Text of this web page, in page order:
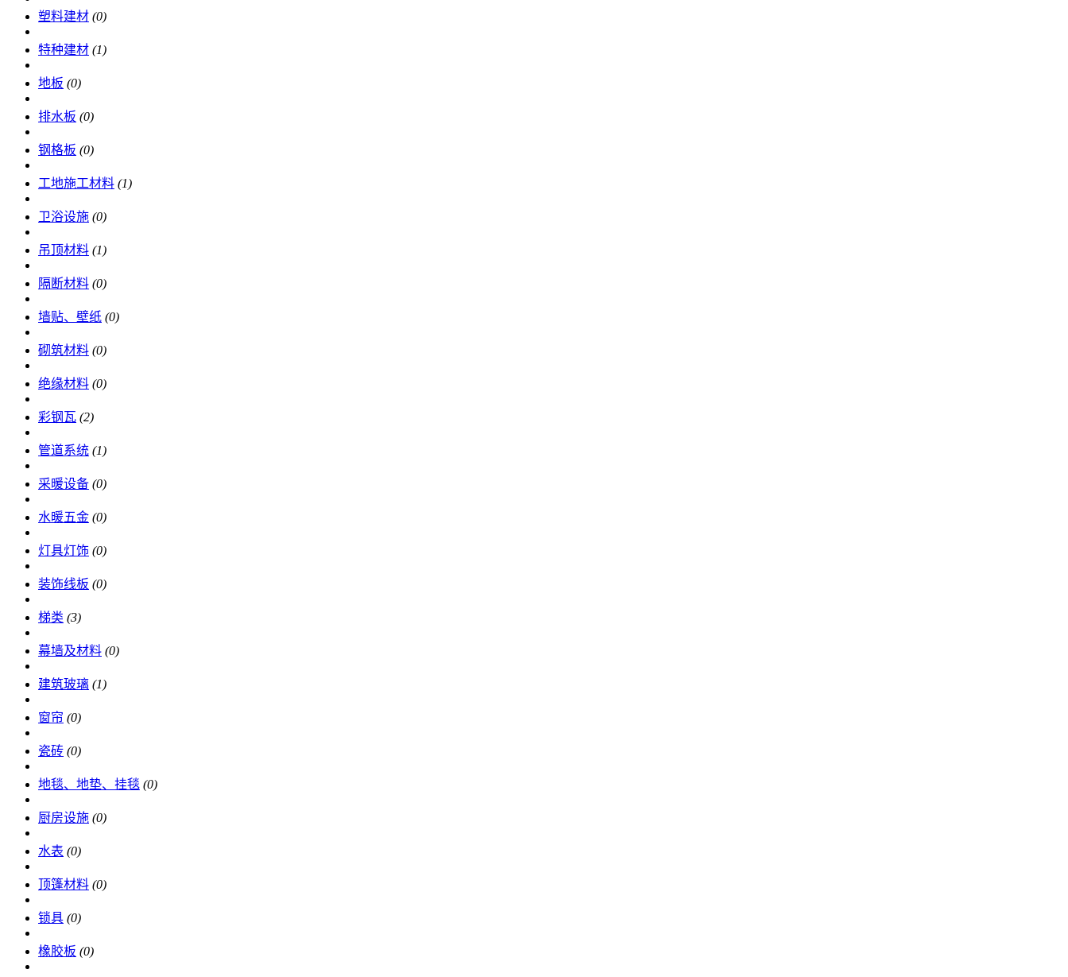
塑料建材 (0)
特种建材 (1)
地板 (0)
排水板 (0)
钢格板 (0)
工地施工材料 (1)
卫浴设施 (0)
吊顶材料 (1)
隔断材料 (0)
墙贴、壁纸 (0)
砌筑材料 (0)
绝缘材料 (0)
彩钢瓦 (2)
管道系统 (1)
采暖设备 (0)
水暖五金 (0)
灯具灯饰 (0)
装饰线板 (0)
梯类 (3)
幕墙及材料 (0)
建筑玻璃 (1)
窗帘 (0)
瓷砖 (0)
地毯、地垫、挂毯 (0)
厨房设施 (0)
水表 (0)
顶篷材料 (0)
锁具 (0)
橡胶板 (0)